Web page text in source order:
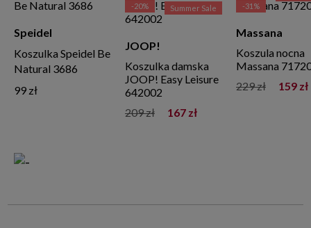
Speidel
Koszulka Speidel Be
Natural 3686
99 zł
-20% Summer Sale
JOOP!
Koszulka damska
JOOP! Easy Leisure
642002
209 zł
167 zł
-31%
Massana
Koszula nocna
Massana
229 zł
159 zł